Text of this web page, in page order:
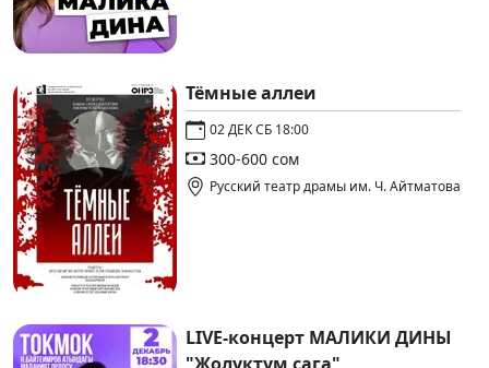
Тёмные аллеи
02 ДЕК СБ 18:00
300-600 сом
Русский театр драмы им. Ч. Айтматова
LIVE-концерт МАЛИКИ ДИНЫ